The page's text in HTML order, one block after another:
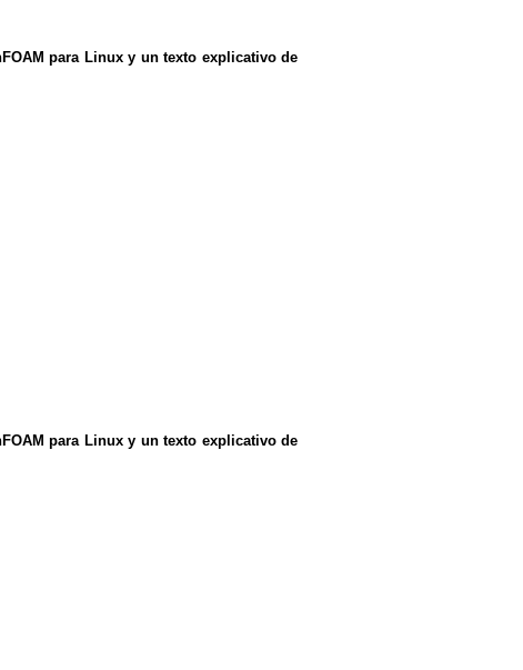
para Linux y un texto explicativo de
para Linux y un texto explicativo de